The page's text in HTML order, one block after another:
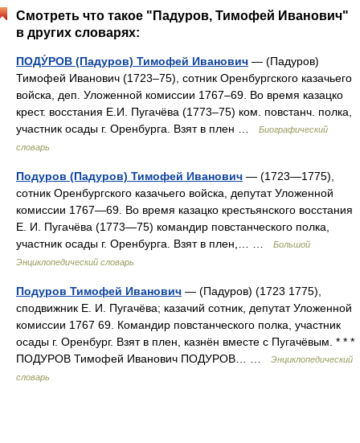
Смотреть что такое "Падуров, Тимофей Иванович"
в других словарях:
ПОДУ́РОВ (Падуров) Тимофей Иванович — (Падуров)
Тимофей Иванович (1723–75), сотник Оренбургского казачьего
войска, деп. Уложенной комиссии 1767–69. Во время казацко
крест. восстания Е.И. Пугачёва (1773–75) ком. повстанч. полка,
участник осады г. Оренбурга. Взят в плен …
Биографический
словарь
Подуров (Падуров) Тимофей Иванович — (1723—1775),
сотник Оренбургского казачьего войска, депутат Уложенной
комиссии 1767—69. Во время казацко крестьянского восстания
Е. И. Пугачёва (1773—75) командир повстанческого полка,
участник осады г. Оренбурга. Взят в плен,… …
Большой
Энциклопедический словарь
Подуров Тимофей Иванович — (Падуров) (1723 1775),
сподвижник Е. И. Пугачёва; казачий сотник, депутат Уложенной
комиссии 1767 69. Командир повстанческого полка, участник
осады г. Оренбург. Взят в плен, казнён вместе с Пугачёвым. * * *
ПОДУРОВ Тимофей Иванович ПОДУРОВ… …
Энциклопедический
словарь